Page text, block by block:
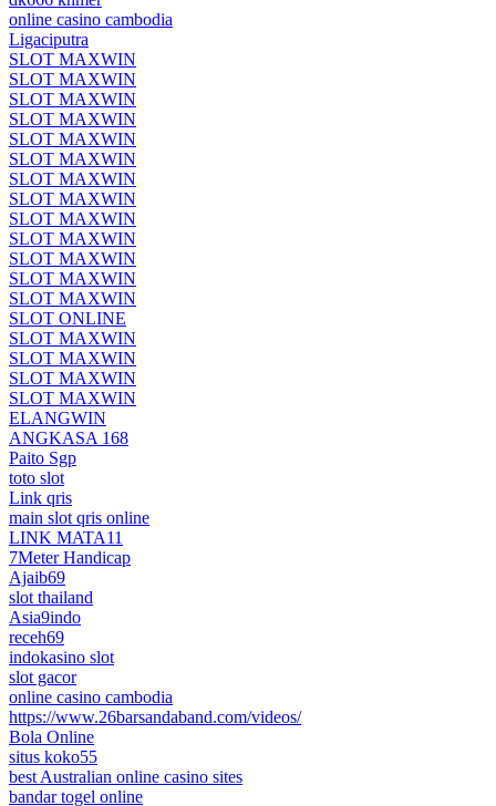
online casino cambodia
Ligaciputra
SLOT MAXWIN
SLOT MAXWIN
SLOT MAXWIN
SLOT MAXWIN
SLOT MAXWIN
SLOT MAXWIN
SLOT MAXWIN
SLOT MAXWIN
SLOT MAXWIN
SLOT MAXWIN
SLOT MAXWIN
SLOT MAXWIN
SLOT MAXWIN
SLOT ONLINE
SLOT MAXWIN
SLOT MAXWIN
SLOT MAXWIN
SLOT MAXWIN
ELANGWIN
ANGKASA 168
Paito Sgp
toto slot
Link qris
main slot qris online
LINK MATA11
7Meter Handicap
Ajaib69
slot thailand
Asia9indo
receh69
indokasino slot
slot gacor
online casino cambodia
https://www.26barsandaband.com/videos/
Bola Online
situs koko55
best Australian online casino sites
bandar togel online